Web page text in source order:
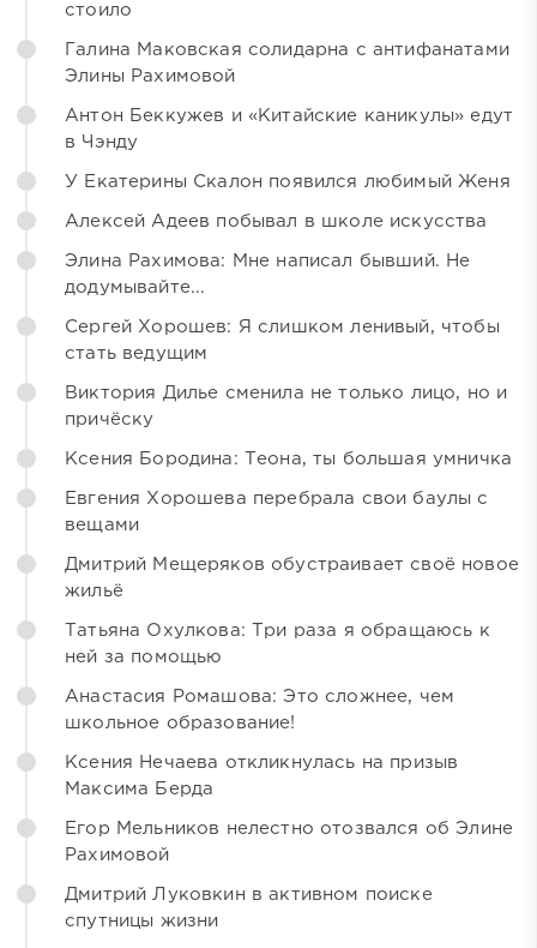
стоило
Галина Маковская солидарна с антифанатами
Элины Рахимовой
Антон Беккужев и «Китайские каникулы» едут
в Чэнду
У Екатерины Скалон появился любимый Женя
Алексей Адеев побывал в школе искусства
Элина Рахимова: Мне написал бывший. Не
додумывайте...
Сергей Хорошев: Я слишком ленивый, чтобы
стать ведущим
Виктория Дилье сменила не только лицо, но и
причёску
Ксения Бородина: Теона, ты большая умничка
Евгения Хорошева перебрала свои баулы с
вещами
Дмитрий Мещеряков обустраивает своё новое
жильё
Татьяна Охулкова: Три раза я обращаюсь к
ней за помощью
Анастасия Ромашова: Это сложнее, чем
школьное образование!
Ксения Нечаева откликнулась на призыв
Максима Берда
Егор Мельников нелестно отозвался об Элине
Рахимовой
Дмитрий Луковкин в активном поиске
спутницы жизни